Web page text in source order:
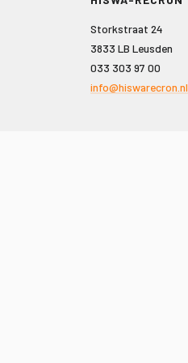
Storkstraat 24
3833 LB Leusden
033 303 97 00
info@hiswarecron.nl